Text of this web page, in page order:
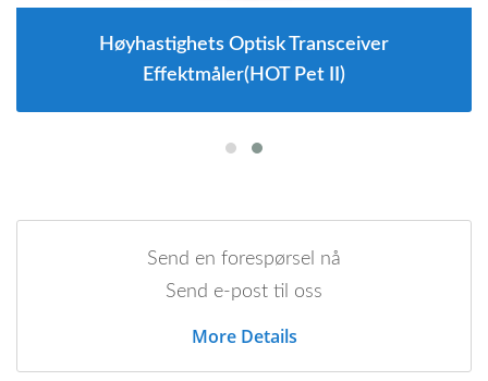
Høyhastighets Optisk Transceiver
Effektmåler(HOT Pet II)
Send en forespørsel nå
Send e-post til oss
More Details